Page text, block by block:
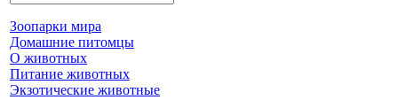
Зоопарки мира
Домашние питомцы
О животных
Питание животных
Экзотические животные